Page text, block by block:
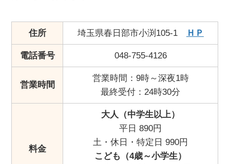
住所 埼玉県春日部市小渕105-1 ＨＰ
電話番号 048-755-4126
営業時間
営業時間：9時～深夜1時
最終受付：24時30分
料金
大人（中学生以上）
平日 890円
土・休日・特定日 990円
こども（4歳～小学生）